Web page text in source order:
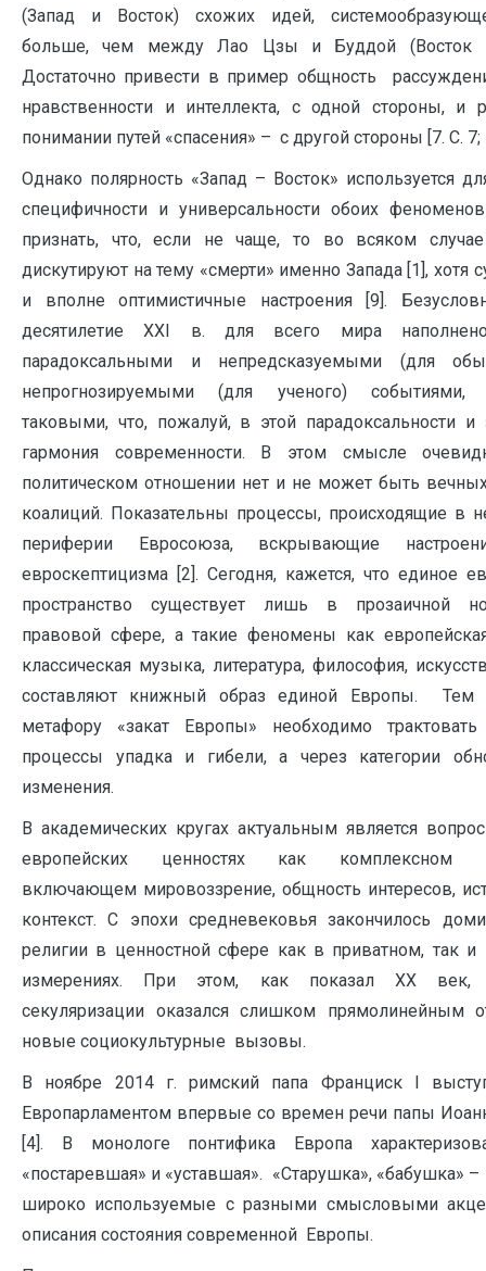
(Запад и Восток) схожих идей,
больше, чем между Лао Цзы и Буддой (Восток
Достаточно привести в пример общность
нравственности и интеллекта, с одной стороны, и
понимании путей «спасения» – с другой стороны [7. С. 7;
Однако полярность «Запад – Восток» используется
специфичности и универсальности обоих
признать, что, если не чаще, то во всяком
дискутируют на тему «смерти» именно Запада [1], хотя
и вполне оптимистичные настроения [9].
десятилетие XXI в. для всего мира
парадоксальными и непредсказуемыми (для
непрогнозируемыми (для ученого) событиями,
таковыми, что, пожалуй, в этой парадоксальности и
гармония современности. В этом смысле
политическом отношении нет и не может быть
коалиций. Показательны процессы, происходящие в
периферии Евросоюза, вскрывающие
евроскептицизма [2]. Сегодня, кажется, что единое
пространство существует лишь в прозаичной
правовой сфере, а такие феномены как
классическая музыка, литература, философия,
составляют книжный образ единой Европы. Тем
метафору «закат Европы» необходимо
процессы упадка и гибели, а через категории
изменения.
В академических кругах актуальным является
европейских ценностях как комплексном
включающем мировоззрение, общность интересов,
контекст. С эпохи средневековья закончилось
религии в ценностной сфере как в приватном, так и
измерениях. При этом, как показал XX век,
секуляризации оказался слишком прямолинейным
новые социокультурные вызовы.
В ноябре 2014 г. римский папа Франциск I
Европарламентом впервые со времен речи папы
[4]. В монологе понтифика Европа
«постаревшая» и «уставшая». «Старушка», «бабушка»
широко используемые с разными смысловыми
описания состояния современной Европы.